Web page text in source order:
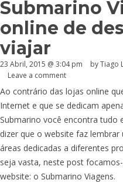
Submarino
online de
viajar
23 Abril, 2015 @ 3:04 pm by Tiago
Leave a comment
Ao contrário das lojas online
Internet e que se dedicam
Submarino você encontra tudo
dizer que o website faz
áreas dedicadas a diferentes
seja vasta, neste post
website: o Submarino Viagens.